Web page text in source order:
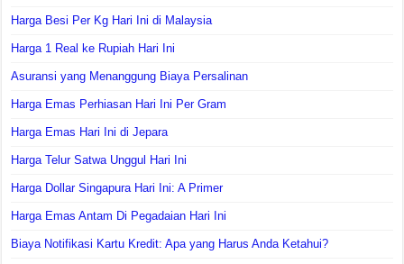
Harga Besi Per Kg Hari Ini di Malaysia
Harga 1 Real ke Rupiah Hari Ini
Asuransi yang Menanggung Biaya Persalinan
Harga Emas Perhiasan Hari Ini Per Gram
Harga Emas Hari Ini di Jepara
Harga Telur Satwa Unggul Hari Ini
Harga Dollar Singapura Hari Ini: A Primer
Harga Emas Antam Di Pegadaian Hari Ini
Biaya Notifikasi Kartu Kredit: Apa yang Harus Anda Ketahui?